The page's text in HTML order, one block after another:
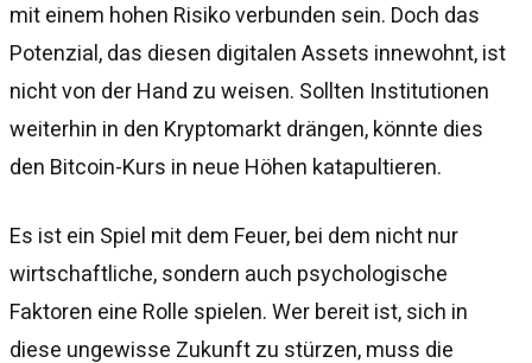
mit einem hohen Risiko verbunden sein. Doch das
Potenzial, das diesen digitalen Assets innewohnt, ist
nicht von der Hand zu weisen. Sollten Institutionen
weiterhin in den Kryptomarkt drängen, könnte dies
den Bitcoin-Kurs in neue Höhen katapultieren.
Es ist ein Spiel mit dem Feuer, bei dem nicht nur
wirtschaftliche, sondern auch psychologische
Faktoren eine Rolle spielen. Wer bereit ist, sich in
diese ungewisse Zukunft zu stürzen, muss die